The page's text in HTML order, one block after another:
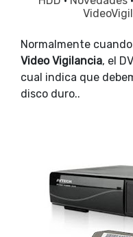
Normalmente
Video Vigilancia, el
cual indica que
disco duro..